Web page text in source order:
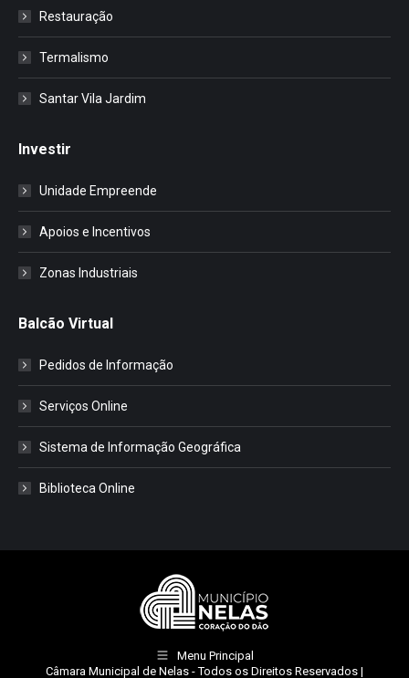
Restauração
Termalismo
Santar Vila Jardim
Investir
Unidade Empreende
Apoios e Incentivos
Zonas Industriais
Balcão Virtual
Pedidos de Informação
Serviços Online
Sistema de Informação Geográfica
Biblioteca Online
Menu Principal
Câmara Municipal de Nelas - Todos os Direitos Reservados |